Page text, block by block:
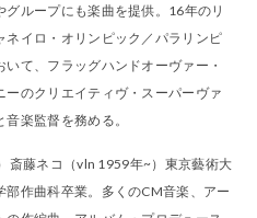
グループにも楽曲を提供。16年のリ
ネイロ・オリンピック／パラリンピ
いて、フラッグハンドオーヴァー・
ーのクリエイティヴ・スーパーヴァ
音楽監督を務める。
斎藤ネコ（vln 1959年~）東京藝術大
部作曲科卒業。多くのCM音楽、アー